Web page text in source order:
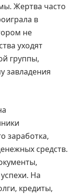
Жертва часто
в
не
уходят
группы,
завладения
заработка,
средств.
На
кредиты,